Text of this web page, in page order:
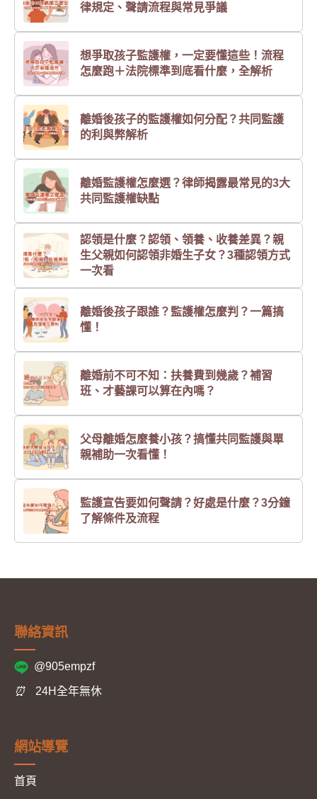
律規定、聲請流程與常見爭議
想爭取孩子監護權，一定要懂這些！流程
怎麼跑＋法院標準到底看什麼，全解析
離婚後孩子的監護權如何分配？共同監護
的利與弊解析
離婚監護權怎麼選？律師揭露最常見的3大
共同監護權缺點
認領是什麼？認領、領養、收養差異？親
生父親如何認領非婚生子女？3種認領方式
一次看
離婚後孩子跟誰？監護權怎麼判？一篇搞
懂！
離婚前不可不知：扶養費到幾歲？補習
班、才藝課可以算在內嗎？
父母離婚怎麼養小孩？搞懂共同監護與單
親補助一次看懂！
監護宣告要如何聲請？好處是什麼？3分鐘
了解條件及流程
聯絡資訊
@905empzf
⏰ 24H全年無休
網站導覽
首頁